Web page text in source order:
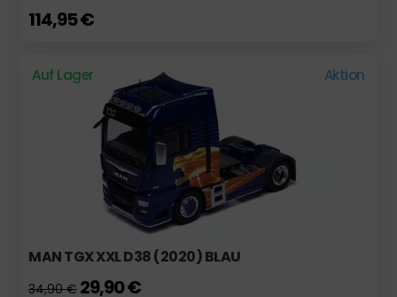
114,95 €
Auf Lager Aktion
MAN TGX XXL D38 (2020) BLAU
34,90 € 29,90 €